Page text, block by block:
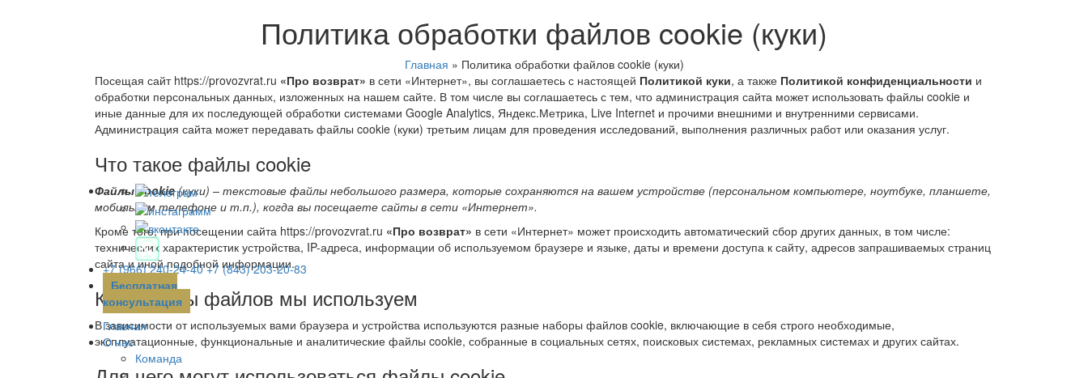
+7 (966) 240-24-40 +7 (843) 203-20-83
Бесплатная
консультация
Главная
О нас
Команда
Политика обработки файлов cookie (куки)
Главная » Политика обработки файлов cookie (куки)
Посещая сайт https://provozvrat.ru «Про возврат» в сети «Интернет», вы соглашаетесь с настоящей Политикой куки, а также Политикой конфиденциальности и
обработки персональных данных, изложенных на нашем сайте. В том числе вы соглашаетесь с тем, что администрация сайта может использовать файлы cookie и
иные данные для их последующей обработки системами Google Analytics, Яндекс.Метрика, Live Internet и прочими внешними и внутренними сервисами.
Администрация сайта может передавать файлы cookie (куки) третьим лицам для проведения исследований, выполнения различных работ или оказания услуг.
Что такое файлы cookie
Файлы cookie(куки) – текстовые файлы небольшого размера, которые сохраняются на вашем устройстве (персональном компьютере, ноутбуке, планшете,
мобильном телефоне и т.п.), когда вы посещаете сайты в сети «Интернет».
Кроме того, при посещении сайта https://provozvrat.ru «Про возврат» в сети «Интернет» может происходить автоматический сбор других данных, в том числе:
технических характеристик устройства, IP-адреса, информации об используемом браузере и языке, даты и времени доступа к сайту, адресов запрашиваемых страниц
сайта и иной подобной информации.
Какие виды файлов мы используем
В зависимости от используемых вами браузера и устройства используются разные наборы файлов cookie, включающие в себя строго необходимые,
эксплуатационные, функциональные и аналитические файлы cookie, собранные в социальных сетях, поисковых системах, рекламных системах и других сайтах.